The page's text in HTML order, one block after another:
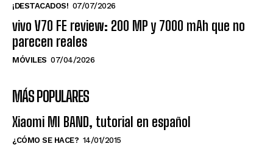
¡DESTACADOS! 07/07/2026
vivo V70 FE review: 200 MP y 7000 mAh que no
parecen reales
MÓVILES 07/04/2026
MÁS POPULARES
Xiaomi MI BAND, tutorial en español
¿CÓMO SE HACE? 14/01/2015